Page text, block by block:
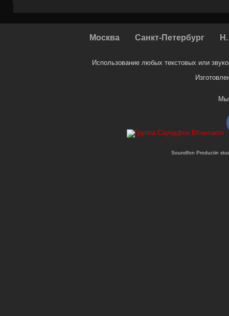
Москва Санкт-Петербург
Использование любых текстовых или
Мы
Soundfon Productin